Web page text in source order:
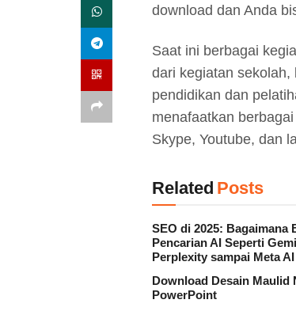
download dan Anda
Saat ini berbagai
dari kegiatan
pendidikan dan
menafaatkan
Skype, Youtube, dan
Related Posts
SEO di 2025: Bagaimana
Pencarian AI Seperti
Perplexity sampai Meta AI
Download Desain Maulid
PowerPoint